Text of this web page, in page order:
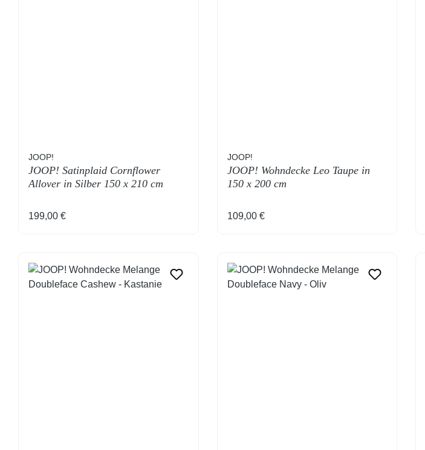
JOOP!
JOOP! Satinplaid Cornflower
Allover in Silber 150 x 210 cm
Regulärer Preis:
199,00 €
JOOP!
JOOP! Wohndecke Leo Taupe in
150 x 200 cm
Regulärer Preis:
109,00 €